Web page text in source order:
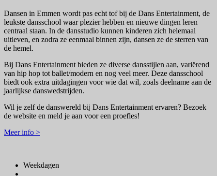
Dansen in Emmen wordt pas echt tof bij de Dans Entertainment, de
leukste dansschool waar plezier hebben en nieuwe dingen leren
centraal staan. In de dansstudio kunnen kinderen zich helemaal
uitleven, en zodra ze eenmaal binnen zijn, dansen ze de sterren van
de hemel.
Bij Dans Entertainment bieden ze diverse dansstijlen aan, variërend
van hip hop tot ballet/modern en nog veel meer. Deze dansschool
biedt ook extra uitdagingen voor wie dat wil, zoals deelname aan de
jaarlijkse danswedstrijden.
Wil je zelf de danswereld bij Dans Entertainment ervaren? Bezoek
de website en meld je aan voor een proefles!
Meer info >
Weekdagen